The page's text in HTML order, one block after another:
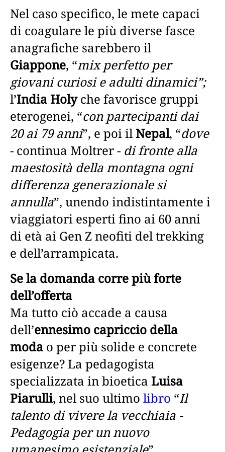
Nel caso specifico, le mete capaci
di coagulare le più diverse fasce
anagrafiche sarebbero il
Giappone, “mix perfetto per
giovani curiosi e adulti dinamici”;
l’India Holyche favorisce gruppi
eterogenei, “con partecipanti dai
20 ai 79 anni”, e poi ilNepal, “dove
- continua Moltrer - di fronte alla
maestosità della montagna ogni
differenza generazionale si
annulla”, unendo indistintamente i
viaggiatori esperti fino ai 60 anni
di età ai Gen Z neofiti del trekking
e dell’arrampicata.
Se la domanda corre più forte
dell’offerta
Ma tutto ciò accade a causa
dell’ennesimo capriccio della
moda o per più solide e concrete
esigenze? La pedagogista
specializzata in bioetica Luisa
Piarulli, nel suo ultimo libro “Il
talento di vivere la vecchiaia -
Pedagogia per un nuovo